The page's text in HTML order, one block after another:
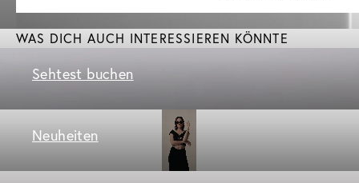
WAS DICH AUCH INTERESSIEREN KÖNNTE
Sehtest buchen
Neuheiten